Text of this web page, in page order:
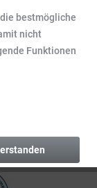
bestmögliche
nicht
Funktionen